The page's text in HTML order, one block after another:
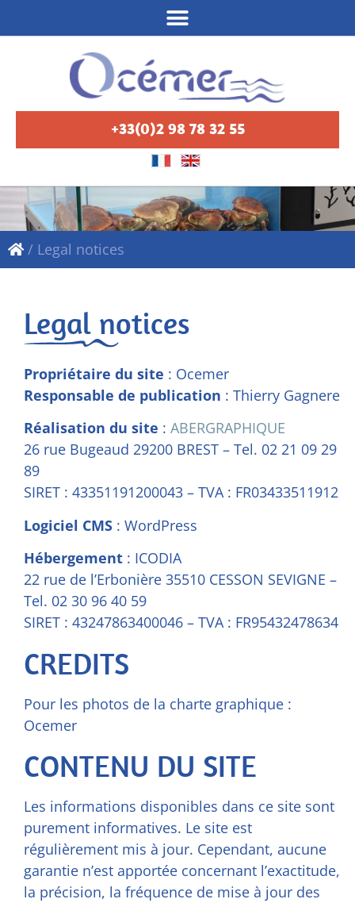
+33(0)2 98 78 32 55
/ Legal notices
Legal notices
Propriétaire du site : Ocemer
Responsable de publication : Thierry Gagnere
Réalisation du site : ABERGRAPHIQUE
26 rue Bugeaud 29200 BREST – Tel. 02 21 09 29
89
SIRET : 43351191200043 – TVA : FR03433511912
Logiciel CMS : WordPress
Hébergement : ICODIA
22 rue de l’Erbonière 35510 CESSON SEVIGNE –
Tel. 02 30 96 40 59
SIRET : 43247863400046 – TVA : FR95432478634
CREDITS
Pour les photos de la charte graphique :
Ocemer
CONTENU DU SITE
Les informations disponibles dans ce site sont
purement informatives. Le site est
régulièrement mis à jour. Cependant, aucune
garantie n’est apportée concernant l’exactitude,
la précision, la fréquence de mise à jour des